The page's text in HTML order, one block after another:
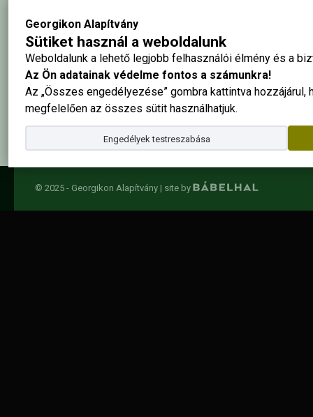
Georgikon Alapítvány
Sütiket használ a weboldalunk
Weboldalunk a lehető legjobb felhasználói élmény és a
Az Ön adatainak védelme fontos a számunkra!
Az „Összes engedélyezése” gombra kattintva hozzájárul,
megfelelően az összes sütit használhatjuk.
Engedélyek testreszabása
Hírlevél feliratkozás
Elolvastam és elfogadom az
© 2025 - Georgikon Alapítvány | site by